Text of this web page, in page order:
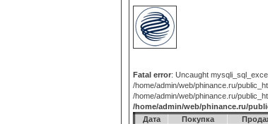
Fatal error: Uncaught
/home/admin/web/phinance.ru/
/home/admin/web/phinance.ru/
/home/admin/web/phinance.ru/
Дата
Покупка